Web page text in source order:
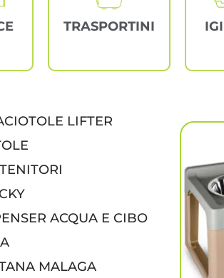
TRASPORTINI
LIFTER
ACQUA E CIBO
MALAGA